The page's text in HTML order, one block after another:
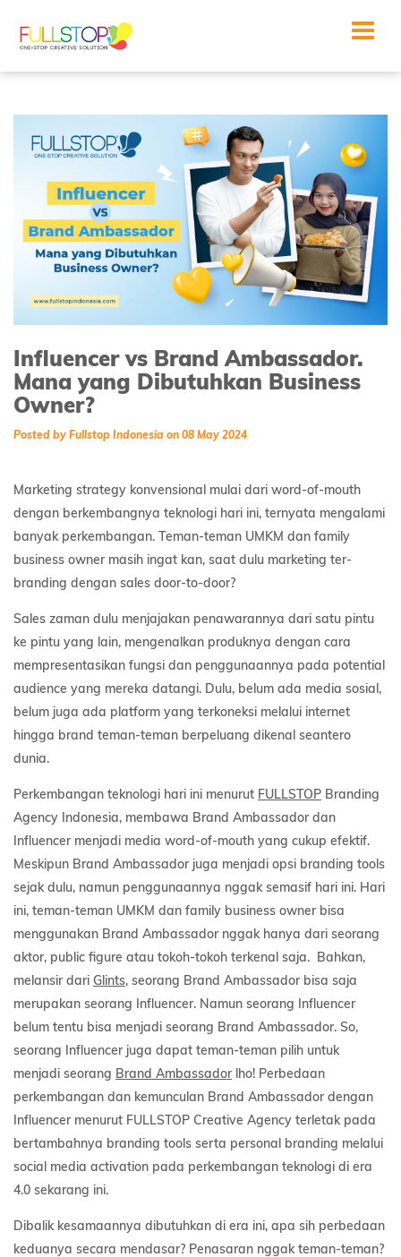
Toggle
Influencer vs Brand Ambassador.
Mana yang Dibutuhkan Business
Owner?
Posted by Fullstop Indonesia on 08 May 2024
Marketing strategy konvensional mulai dari word-of-mouth
dengan berkembangnya teknologi hari ini, ternyata mengalami
banyak perkembangan. Teman-teman UMKM dan family
business owner masih ingat kan, saat dulu marketing ter-
branding dengan sales door-to-door?
Sales zaman dulu menjajakan penawarannya dari satu pintu
ke pintu yang lain, mengenalkan produknya dengan cara
mempresentasikan fungsi dan penggunaannya pada potential
audience yang mereka datangi. Dulu, belum ada media sosial,
belum juga ada platform yang terkoneksi melalui internet
hingga brand teman-teman berpeluang dikenal seantero
dunia.
Perkembangan teknologi hari ini menurut FULLSTOP Branding
Agency Indonesia, membawa Brand Ambassador dan
Influencer menjadi media word-of-mouth yang cukup efektif.
Meskipun Brand Ambassador juga menjadi opsi branding tools
sejak dulu, namun penggunaannya nggak semasif hari ini. Hari
ini, teman-teman UMKM dan family business owner bisa
menggunakan Brand Ambassador nggak hanya dari seorang
aktor, public figure atau tokoh-tokoh terkenal saja. Bahkan,
melansir dari Glints, seorang Brand Ambassador bisa saja
merupakan seorang Influencer. Namun seorang Influencer
belum tentu bisa menjadi seorang Brand Ambassador. So,
seorang Influencer juga dapat teman-teman pilih untuk
menjadi seorang Brand Ambassadorlho! Perbedaan
perkembangan dan kemunculan Brand Ambassador dengan
Influencer menurut FULLSTOP Creative Agency terletak pada
bertambahnya branding tools serta personal branding melalui
social media activation pada perkembangan teknologi di era
4.0 sekarang ini.
Dibalik kesamaannya dibutuhkan di era ini, apa sih perbedaan
keduanya secara mendasar? Penasaran nggak teman-teman?